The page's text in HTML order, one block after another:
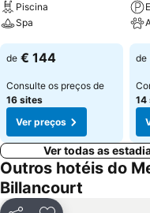
Piscina
Spa
Ver preços
de € 144
Consulte os preços de
16 sites
Ver preços
de
14
Ver todas as
Outros hotéis do
Billancourt